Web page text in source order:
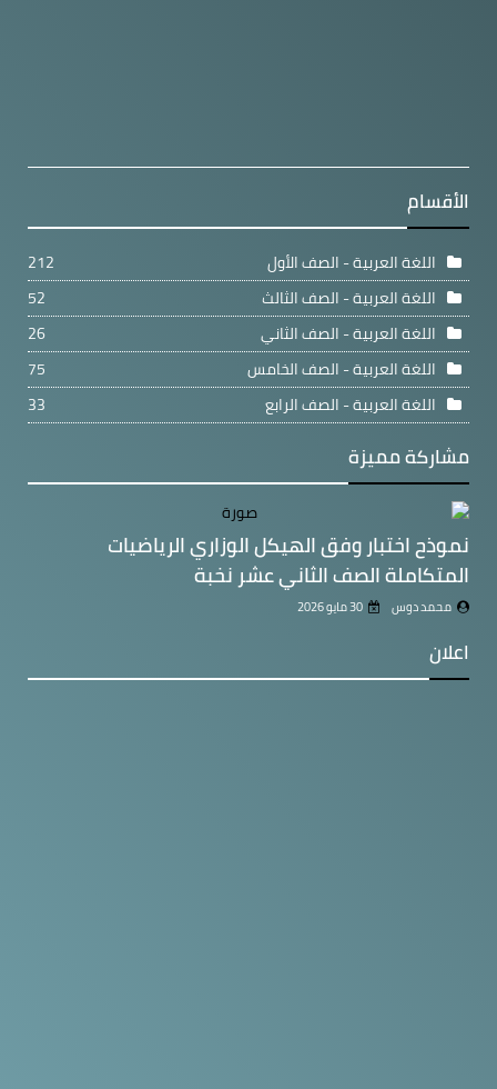
الأقسام
اللغة العربية - الصف الأول
212
اللغة العربية - الصف الثالث
52
اللغة العربية - الصف الثاني
26
اللغة العربية - الصف الخامس
75
اللغة العربية - الصف الرابع
33
مشاركة مميزة
نموذح اختبار وفق الهيكل الوزاري الرياضيات
المتكاملة الصف الثاني عشر نخبة
محمد دوس 30 مايو 2026
اعلان